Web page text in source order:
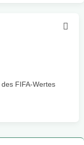
FIFA-Wertes